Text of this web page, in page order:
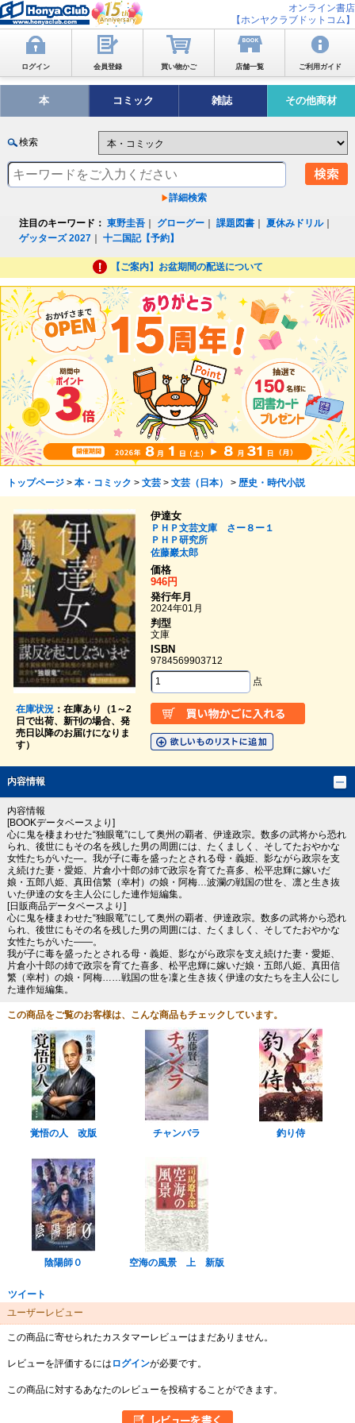
オンライン書店
【ホンヤクラブドットコム】
ログイン 会員登録 買い物かご 店舗一覧 ご利用ガイド
本 コミック 雑誌 その他商材
検索
詳細検索
注目のキーワード： 東野圭吾 グローグー ｜課題図書 ｜夏休みドリル｜
ゲッターズ 2027 ｜十二国記【予約】
【ご案内】お盆期間の配送について
トップページ> 本・コミック > 文芸> 文芸（日本） > 歴史・時代小説
在庫状況：在庫あり（1～2
日で出荷、新刊の場合、発
売日以降のお届けになりま
す）
伊達女
ＰＨＰ文芸文庫 さー８ー１
ＰＨＰ研究所
佐藤巖太郎
価格
946円
発行年月
2024年01月
判型
文庫
ISBN
9784569903712
点
内容情報
内容情報
[BOOKデータベースより]
心に鬼を棲まわせた“独眼竜”にして奥州の覇者、伊達政宗。数多の武将から恐れ
られ、後世にもその名を残した男の周囲には、たくましく、そしてたおやかな
女性たちがいた―。我が子に毒を盛ったとされる母・義姫、影ながら政宗を支
え続けた妻・愛姫、片倉小十郎の姉で政宗を育てた喜多、松平忠輝に嫁いだ
娘・五郎八姫、真田信繁（幸村）の娘・阿梅…波瀾の戦国の世を、凛と生き抜
いた伊達の女を主人公にした連作短編集。
[日販商品データベースより]
心に鬼を棲まわせた“独眼竜”にして奥州の覇者、伊達政宗。数多の武将から恐れ
られ、後世にもその名を残した男の周囲には、たくましく、そしてたおやかな
女性たちがいた――。
我が子に毒を盛ったとされる母・義姫、影ながら政宗を支え続けた妻・愛姫、
片倉小十郎の姉で政宗を育てた喜多、松平忠輝に嫁いだ娘・五郎八姫、真田信
繁（幸村）の娘・阿梅……戦国の世を凜と生き抜く伊達の女たちを主人公にし
た連作短編集。
この商品をご覧のお客様は、こんな商品もチェックしています。
覚悟の人 改版 チャンバラ 釣り侍
陰陽師０ 空海の風景 上 新版
ツイート
ユーザーレビュー
この商品に寄せられたカスタマーレビューはまだありません。
レビューを評価するには ログインが必要です。
この商品に対するあなたのレビューを投稿することができます。